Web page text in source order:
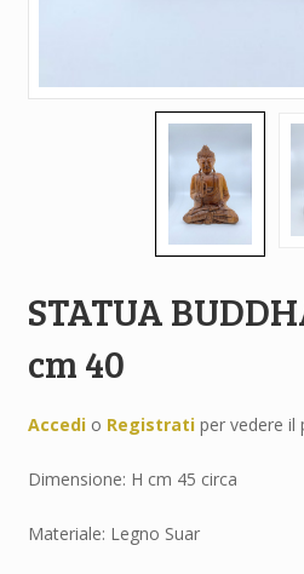
STATUA
cm 40
Accedio Registratiper vedere il
Dimensione: H cm 45 circa
Materiale: Legno Suar